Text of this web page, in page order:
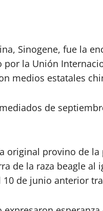
Sinogene, fue la
la Unión
medios estatales
de
original provino de
de la raza beagle
de junio anterior